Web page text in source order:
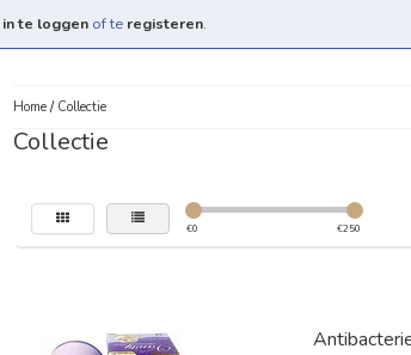
in te loggen of te registeren.
Home/ Collectie
Collectie
€0 €250